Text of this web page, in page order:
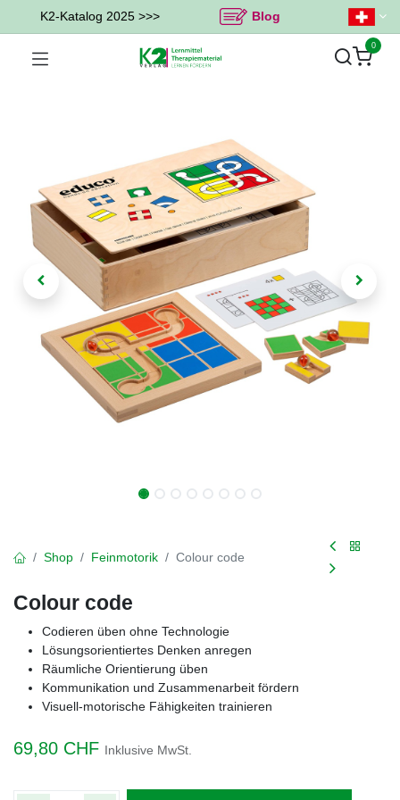
K2-Katalog 2025 >>> Blog
0
Shop Feinmotorik Colour code
Colour code
Codieren üben ohne Technologie
Lösungsorientiertes Denken anregen
Räumliche Orientierung üben
Kommunikation und Zusammenarbeit fördern
Visuell-motorische Fähigkeiten trainieren
69,80 CHF Inklusive MwSt.